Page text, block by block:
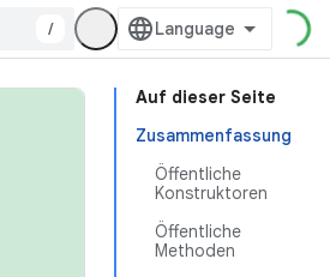
/
Auf dieser Seite
Zusammenfassung
Öffentliche
Konstruktoren
Öffentliche
Methoden